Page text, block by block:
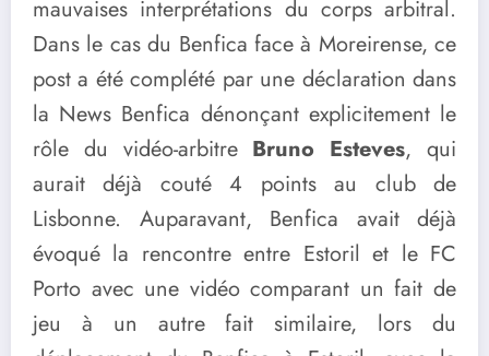
mauvaises interprétations du corps arbitral.
Dans le cas du Benfica face à Moreirense, ce
post a été complété par une déclaration dans
la News Benfica dénonçant explicitement le
rôle du vidéo-arbitre Bruno Esteves, qui
aurait déjà couté 4 points au club de
Lisbonne. Auparavant, Benfica avait déjà
évoqué la rencontre entre Estoril et le FC
Porto avec une vidéo comparant un fait de
jeu à un autre fait similaire, lors du